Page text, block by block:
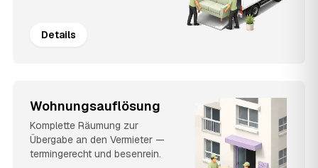
Details
Wohnungsauflösung
Komplette Räumung zur
Übergabe an den Vermieter —
termingerecht und besenrein.